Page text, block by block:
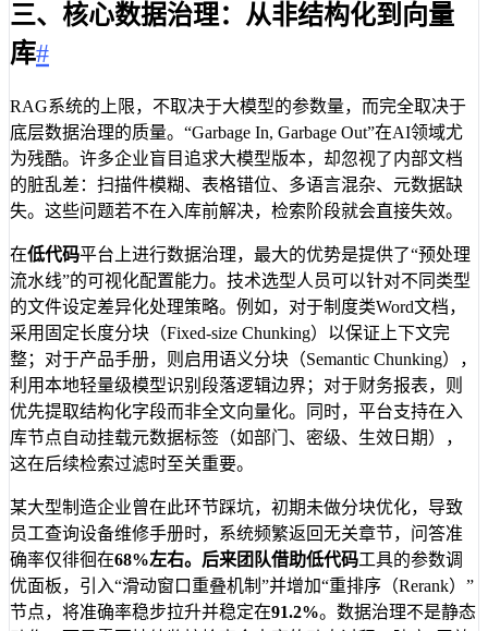
三、核心数据治理：从非结构化到向量
库#
RAG系统的上限，不取决于大模型的参数量，而完全取决于
底层数据治理的质量。“Garbage In, Garbage Out”在AI领域尤
为残酷。许多企业盲目追求大模型版本，却忽视了内部文档
的脏乱差：扫描件模糊、表格错位、多语言混杂、元数据缺
失。这些问题若不在入库前解决，检索阶段就会直接失效。
在低代码平台上进行数据治理，最大的优势是提供了“预处理
流水线”的可视化配置能力。技术选型人员可以针对不同类型
的文件设定差异化处理策略。例如，对于制度类Word文档，
采用固定长度分块（Fixed-size Chunking）以保证上下文完
整；对于产品手册，则启用语义分块（Semantic Chunking），
利用本地轻量级模型识别段落逻辑边界；对于财务报表，则
优先提取结构化字段而非全文向量化。同时，平台支持在入
库节点自动挂载元数据标签（如部门、密级、生效日期），
这在后续检索过滤时至关重要。
某大型制造企业曾在此环节踩坑，初期未做分块优化，导致
员工查询设备维修手册时，系统频繁返回无关章节，问答准
确率仅徘徊在68%左右。后来团队借助低代码工具的参数调
优面板，引入“滑动窗口重叠机制”并增加“重排序（Rerank）”
节点，将准确率稳步拉升并稳定在91.2%。数据治理不是静态